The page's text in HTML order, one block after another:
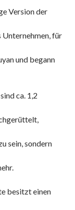
Version der
Unternehmen, für
und begann
ca. 1,2
sein, sondern
besitzt einen